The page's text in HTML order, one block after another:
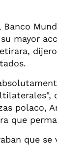
Banco
mayor
polaco,
que
que se